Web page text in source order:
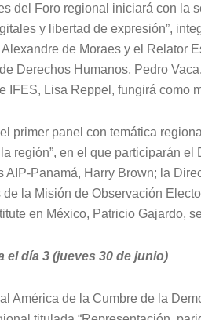
del Foro regional iniciará con la
y libertad de expresión”,
de Moraes y el Relator
Derechos Humanos, Pedro
IFES, Lisa Reppel, fungirá como
primer panel con temática
región”, en el que participarán
AIP-Panamá, Harry Brown; la
la Misión de Observación
en México, Patricio Gajardo,
el día 3 (jueves 30 de junio)
América de la Cumbre de la